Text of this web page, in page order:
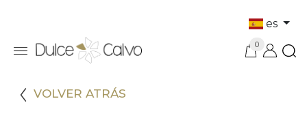
es
0
VOLVER ATRÁS